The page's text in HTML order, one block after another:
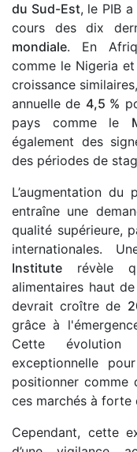
du Sud-Est, le PIB
cours des dix
mondiale. En
comme le Nigeria
croissance
annuelle de 4,5 %
pays comme le
également des
des périodes de
L’augmentation du
entraîne une
qualité supérieure,
internationales.
Institute révèle
alimentaires haut
devrait croître de
grâce à
Cette évolution
exceptionnelle
positionner comme
ces marchés à forte
Cependant, cette